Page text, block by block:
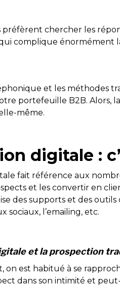
préfèrent chercher les
complique énormément
et les méthodes
portefeuille B2B. Alors,
même.
digitale :
fait référence aux
et les convertir en
des supports et des outils
sociaux, l’emailing, etc.
et la prospection
on est habitué à se
dans son intimité et